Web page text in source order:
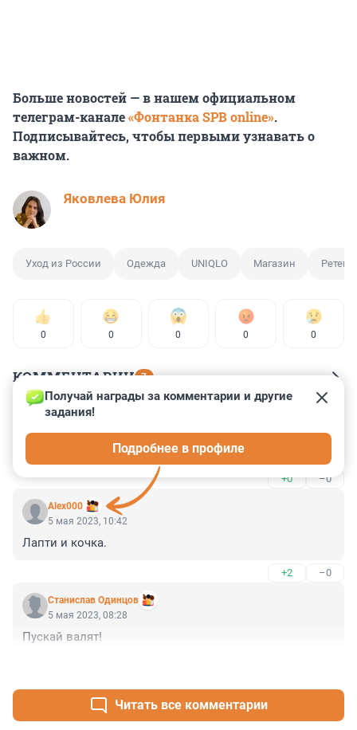
Больше новостей — в нашем официальном
телеграм-канале«Фонтанка SPB online».
Подписывайтесь, чтобы первыми узнавать о
важном.
Яковлева Юлия
Уход из России Одежда UNIQLO Магазин
0 0 0 0 0
КОММЕНТАРИИ 7
Гость
Не уступает, а эвакуируется.
+0 –0
Alex000
Получай награды за комментарии и другие
задания!
Подробнее в профиле
5 мая 2023, 10:42
Лапти и кочка.
+2 –0
Станислав Одинцов
5 мая 2023, 08:28
Пускай валят!
Читать все комментарии